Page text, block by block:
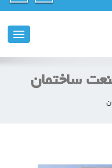
ناوبری
ساختمان